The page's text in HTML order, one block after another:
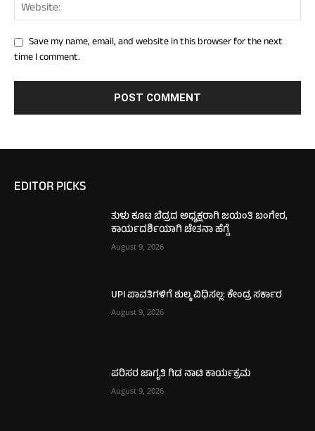
Save my name, email, and website in this browser for the next
time I comment.
EDITOR PICKS
ತುಳು ಕೂಟ ಬೆದ್ರದ ಅಧ್ಯಕ್ಷರಾಗಿ ಜಯಂತಿ ಬಂಗೇರ,
ಕಾರ್ಯದರ್ಶಿಯಾಗಿ ಚೇತನಾ ಹೆಗ್ಡೆ
August 9, 2026
UPI ಪಾವತಿಗಳಿಗೆ ಶುಲ್ಕ ವಿಧಿಸಲ್ಲ: ಕೇಂದ್ರ ಸರ್ಕಾರ
August 9, 2026
ಪರಿಸರ ಜಾಗೃತಿ ಗಿಡ ನಾಟಿ ಕಾರ್ಯಕ್ರಮ
August 9, 2026